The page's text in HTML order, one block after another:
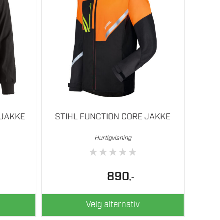
STIHL FUNCTION CORE JAKKE
Hurtigvisning
★★★★★
890,-
Velg alternativ
varianter.
Alternativene
produktsiden